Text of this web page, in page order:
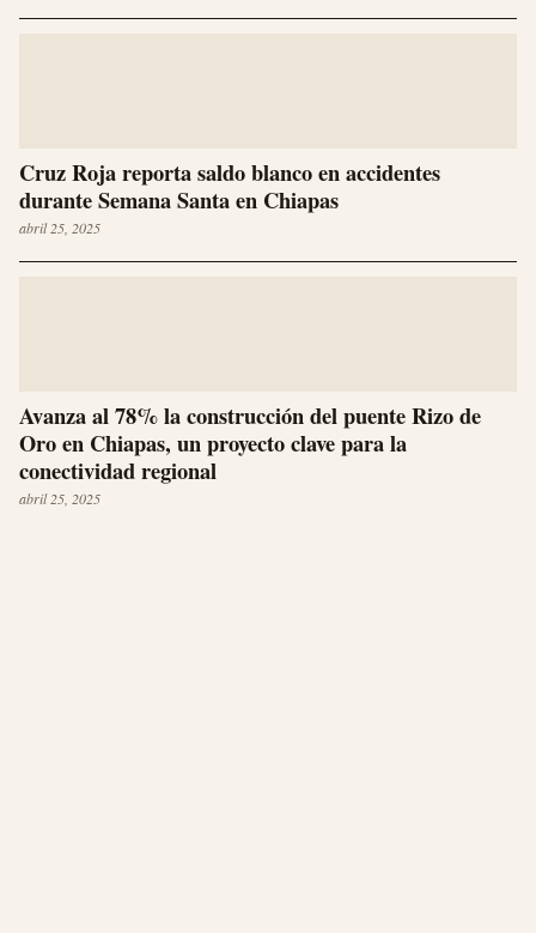
Cruz Roja reporta saldo blanco en accidentes
durante Semana Santa en Chiapas
abril 25, 2025
Avanza al 78% la construcción del puente Rizo de
Oro en Chiapas, un proyecto clave para la
conectividad regional
abril 25, 2025